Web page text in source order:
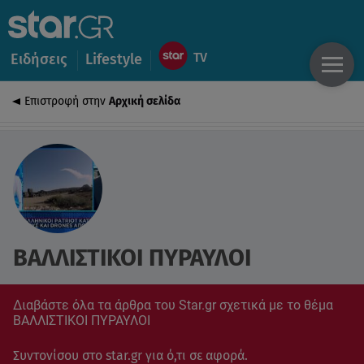
Ειδήσεις Lifestyle
Επιστροφή στην Αρχική σελίδα
ΒΑΛΛΙΣΤΙΚΟΙ ΠΥΡΑΥΛΟΙ
Διαβάστε όλα τα άρθρα του Star.gr σχετικά με το θέμα
ΒΑΛΛΙΣΤΙΚΟΙ ΠΥΡΑΥΛΟΙ
Συντονίσου στο star.gr για ό,τι σε αφορά.